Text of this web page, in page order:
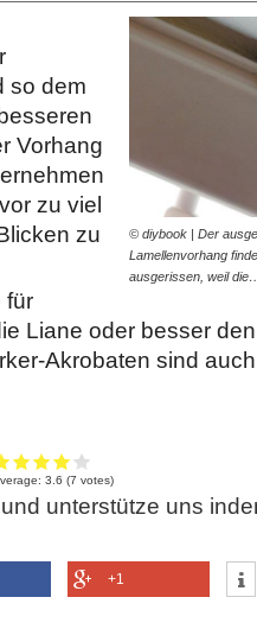
© diybook | Der
Lamellenvorhang
ausgerissen, weil
so dem
Vorhang
zu viel
zu
für
Liane oder besser
Akrobaten sind
3.6 (7 votes)
unterstütze uns
+1